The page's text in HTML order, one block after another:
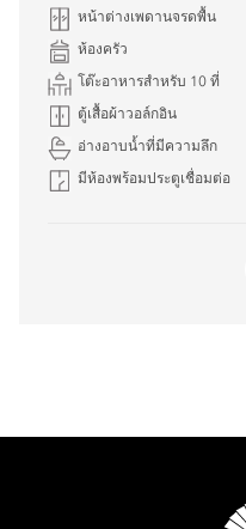
หน้าต่างเพดานจรดพื้น
ห้องครัว
โต๊ะอาหารสำหรับ 10 ที่
ตู้เสื้อผ้าวอล์กอิน
อ่างอาบน้ำที่มีความลึก
มีห้องพร้อมประตูเชื่อมต่อ